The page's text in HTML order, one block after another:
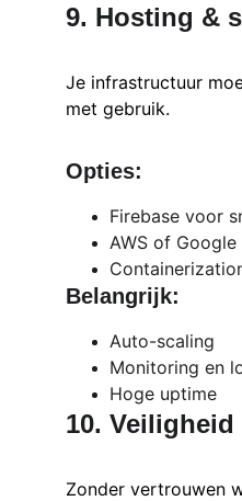
9. Hosting &
Je infrastructuur
met gebruik.
Opties:
Firebase voor
AWS of
Belangrijk:
Auto-scaling
Monitoring en
Hoge uptime
10.
Zonder vertrouwen